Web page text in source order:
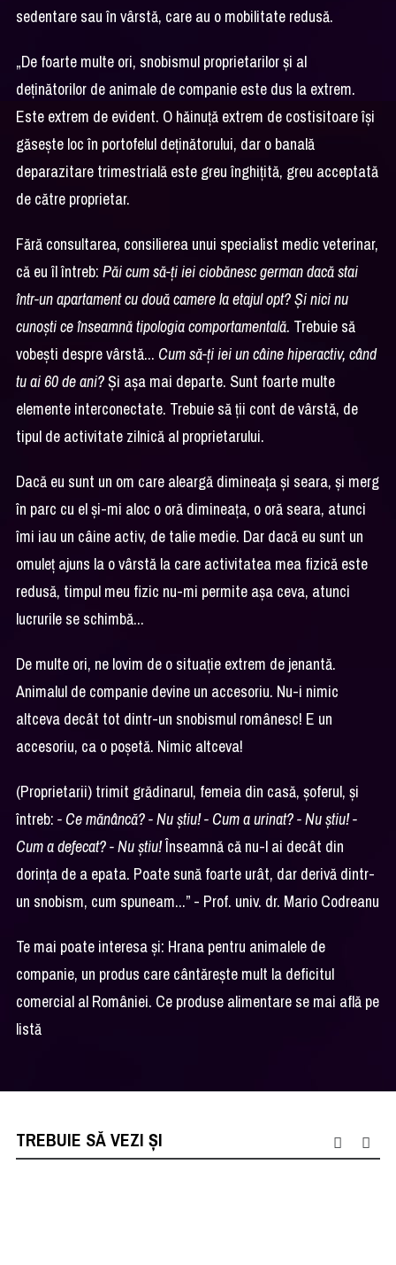
sedentare sau în vârstă, care au o mobilitate redusă.
„De foarte multe ori, snobismul proprietarilor și al
deținătorilor de animale de companie este dus la extrem.
Este extrem de evident. O hăinuță extrem de costisitoare își
găsește loc în portofelul deținătorului, dar o banală
deparazitare trimestrială este greu înghițită, greu acceptată
de către proprietar.
Fără consultarea, consilierea unui specialist medic veterinar,
că eu îl întreb:Păi cum să-ți iei ciobănesc german dacă stai
într-un apartament cu două camere la etajul opt? Și nici nu
cunoști ce înseamnă tipologia comportamentală. Trebuie să
vobești despre vârstă... Cum să-ți iei un câine hiperactiv, când
tu ai 60 de ani?Și așa mai departe. Sunt foarte multe
elemente interconectate. Trebuie să ții cont de vârstă, de
tipul de activitate zilnică al proprietarului.
Dacă eu sunt un om care aleargă dimineața și seara, și merg
în parc cu el și-mi aloc o oră dimineața, o oră seara, atunci
îmi iau un câine activ, de talie medie. Dar dacă eu sunt un
omuleț ajuns la o vârstă la care activitatea mea fizică este
redusă, timpul meu fizic nu-mi permite așa ceva, atunci
lucrurile se schimbă...
De multe ori, ne lovim de o situație extrem de jenantă.
Animalul de companie devine un accesoriu. Nu-i nimic
altceva decât tot dintr-un snobismul românesc! E un
accesoriu, ca o poșetă. Nimic altceva!
(Proprietarii) trimit grădinarul, femeia din casă, șoferul, și
întreb: - Ce mănâncă? - Nu știu! - Cum a urinat? - Nu știu! -
Cum a defecat? - Nu știu!Înseamnă că nu-l ai decât din
dorința de a epata. Poate sună foarte urât, dar derivă dintr-
un snobism, cum spuneam...” - Prof. univ. dr. Mario Codreanu
Te mai poate interesa și: Hrana pentru animalele de
companie, un produs care cântărește mult la deficitul
comercial al României. Ce produse alimentare se mai află pe
listă
TREBUIE SĂ VEZI ȘI